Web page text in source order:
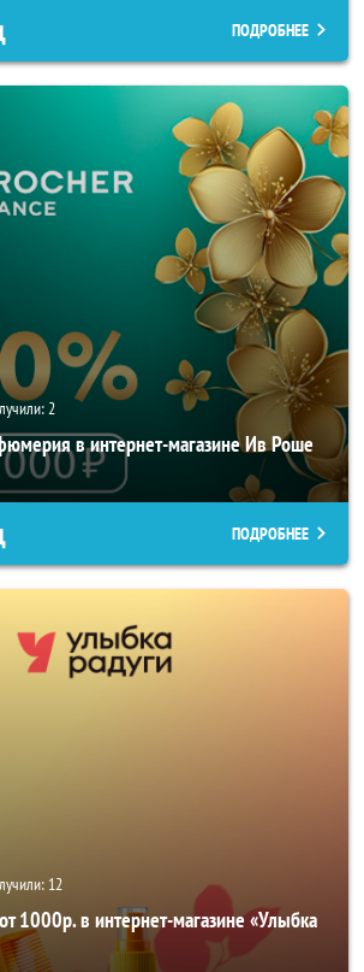
ПОДРОБНЕЕ
2
в интернет-магазине Ив Роше
ПОДРОБНЕЕ
12
1000р. в интернет-магазине «Улыбка